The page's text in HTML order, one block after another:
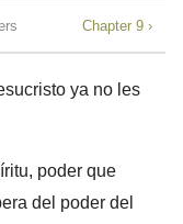
Chapter 9 ›
ya no les
poder que
del poder del